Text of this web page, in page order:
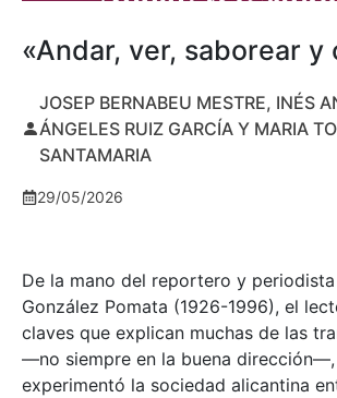
«Andar, ver, saborear y
JOSEP BERNABEU MESTRE, INÉS
ÁNGELES RUIZ GARCÍA Y MARIA
SANTAMARIA
29/05/2026
De la mano del reportero y
González Pomata (1926-1996), el
claves que explican muchas de las
—no siempre en la buena
experimentó la sociedad alicantina